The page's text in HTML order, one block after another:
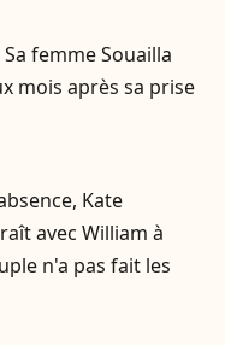
femme Souailla
mois après sa prise
Kate
avec William à
n'a pas fait les